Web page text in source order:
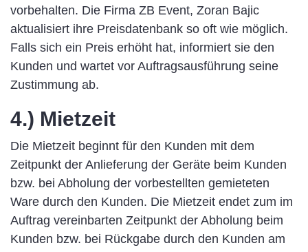
vorbehalten. Die Firma ZB Event, Zoran Bajic
aktualisiert ihre Preisdatenbank so oft wie möglich.
Falls sich ein Preis erhöht hat, informiert sie den
Kunden und wartet vor Auftragsausführung seine
Zustimmung ab.
4.) Mietzeit
Die Mietzeit beginnt für den Kunden mit dem
Zeitpunkt der Anlieferung der Geräte beim Kunden
bzw. bei Abholung der vorbestellten gemieteten
Ware durch den Kunden. Die Mietzeit endet zum im
Auftrag vereinbarten Zeitpunkt der Abholung beim
Kunden bzw. bei Rückgabe durch den Kunden am